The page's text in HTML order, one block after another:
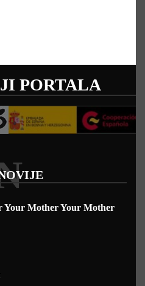
PORTALA
Your Mother Your Mother